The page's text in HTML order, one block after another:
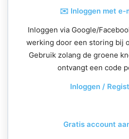
✉️ Inloggen met e-
Inloggen via Google/
werking door een storing bij
Gebruik zolang de groene
ontvangt een code
Inloggen /
Gratis account